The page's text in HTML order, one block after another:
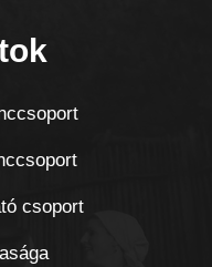
csoport